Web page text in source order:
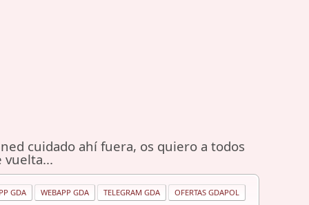
cuidado ahí fuera, os quiero a todos
vuelta...
GDA WEBAPP GDA TELEGRAM GDA OFERTAS GDAPOL